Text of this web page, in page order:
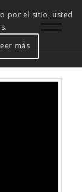
por el sitio, usted
más